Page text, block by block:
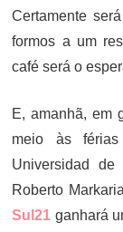
Certamente
formos a um
café será o
E, amanhã, em
meio às
Universidad
Roberto
Sul21 ganhará